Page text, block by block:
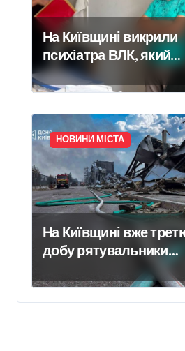
На Київщині викрили
психіатра ВЛК, який
отримав $2000 за
фіктивний діагноз
НОВИНИ МІСТА
На Київщині вже
добу рятувальники
російського удару